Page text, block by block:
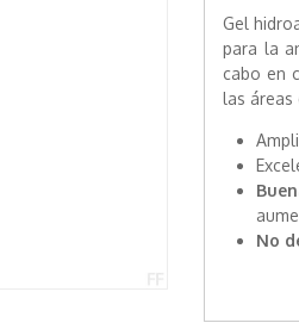
Gel
para la
cabo en
las áreas
No